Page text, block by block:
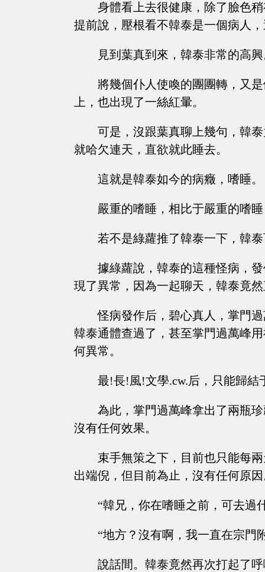
身體看上去很健康，除了臉色
提前說，壓根看不韓泰是一個病人
見到葉真到來，韓泰非常的高
將幾個仆人使喚的團團轉，又
上，也出現了一絲紅暈。
可是，沒跟葉真聊上幾句，韓
就哈欠連天，直欲就此睡去。
這就是韓泰如今的病癥，嗜睡。
嚴重的嗜睡，相比于嚴重的嗜
若不是綠蘿推了韓泰一下，韓
據綠蘿說，韓泰的這種怪病，
現了異常，因為一起聊天，韓泰竟
怪病發作后，碧心真人，掌門
韓泰通體查過了，甚至掌門過萬峰
何異常。
最!長!風!文學.cw.后，只能歸結
為此，掌門過萬峰拿出了兩瓶
沒有任何效果。
束手無策之下，目前也只能每
出端倪，但目前為止，沒有任何原
“韓兄，你在嗜睡之前，可去過
“地方？沒有啊，我一直在宗門
說話間。韓泰竟然再次打起了